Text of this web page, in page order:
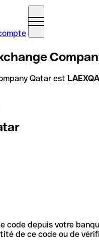
Qatar est
code depuis votre
de ce code ou de